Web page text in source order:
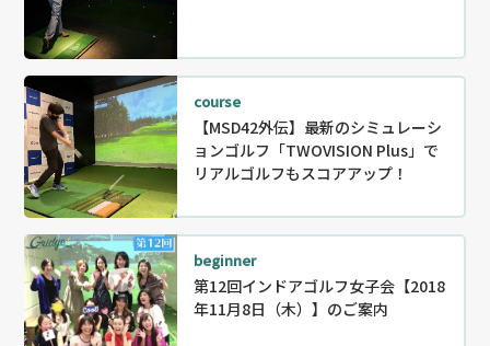
course
【MSD42外伝】最新のシミュレーシ
ョンゴルフ「TWOVISION Plus」で
リアルゴルフもスコアアップ！
beginner
第12回インドアゴルフ女子会【2018
年11月8日（木）】のご案内